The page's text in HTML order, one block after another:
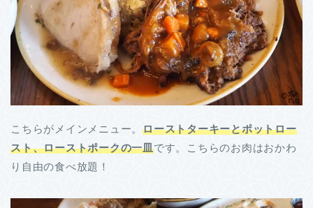
こちらがメインメニュー。ローストターキーとポットロー
スト、ローストポークの一皿です。こちらのお肉はおかわ
り自由の食べ放題！